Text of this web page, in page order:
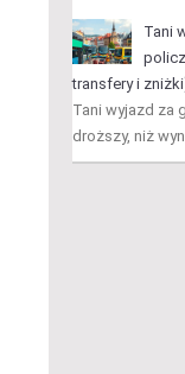
Tani
transfery i
Tani wyjazd za
droższy, niż